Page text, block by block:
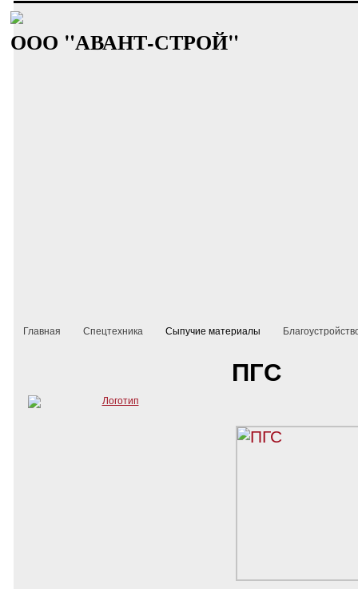
ООО "АВАНТ-СТРОЙ"
Главная Спецтехника Сыпучие материалы
ПГС